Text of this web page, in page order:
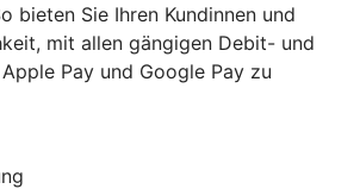
bieten Sie Ihren Kundinnen und
mit allen gängigen Debit- und
Pay und Google Pay zu